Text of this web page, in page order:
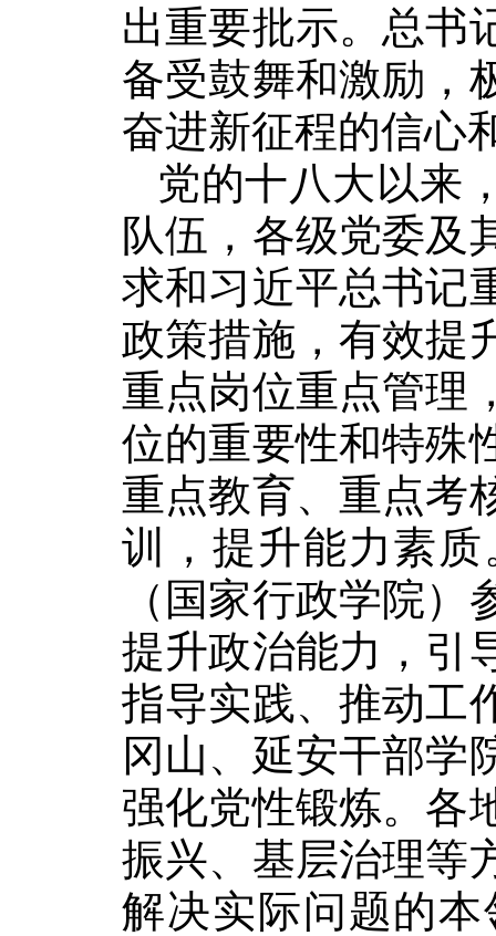
出重要批示。总书
备受鼓舞和激励，
奋进新征程的信心
党的十八大以来
队伍，各级党委及
求和习近平总书记
政策措施，有效提
重点岗位重点管理
位的重要性和特殊
重点教育、重点考
训，提升能力素
（国家行政学院
提升政治能力，引
指导实践、推动工
冈山、延安干部学
强化党性锻炼。各
振兴、基层治理等
解决实际问题的